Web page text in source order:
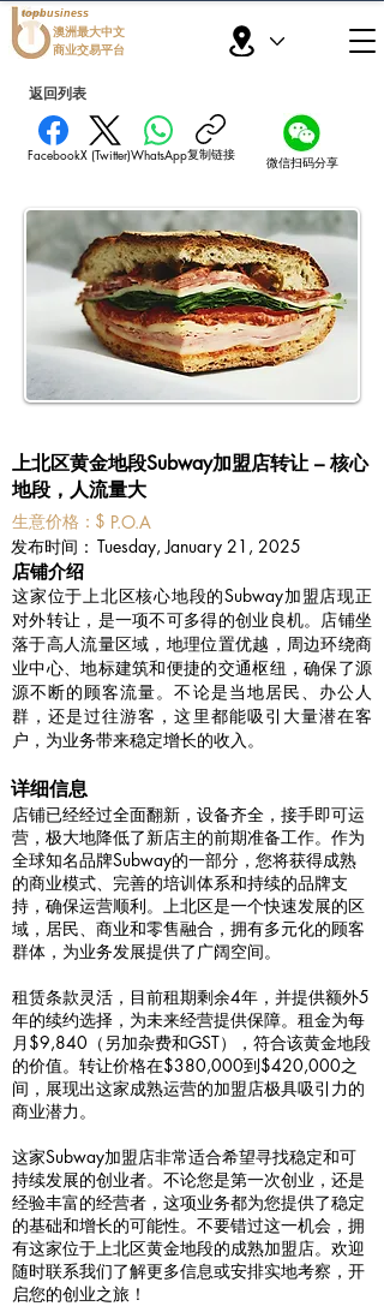
topbusiness
澳洲最大中文
商业交易平台
返回列表
微信扫码分享
FacebookX (Twitter)WhatsApp复制链接
上北区黄金地段Subway加盟店转让 – 核心
地段，人流量大
$
​生意价格：
P.O.A
​发布时间： Tuesday, January 21, 2025
​店铺介绍
这家位于上北区核心地段的Subway加盟店现正
对外转让，是一项不可多得的创业良机。店铺坐
落于高人流量区域，地理位置优越，周边环绕商
业中心、地标建筑和便捷的交通枢纽，确保了源
源不断的顾客流量。不论是当地居民、办公人
群，还是过往游客，这里都能吸引大量潜在客
户，为业务带来稳定增长的收入。
详细信息
店铺已经经过全面翻新，设备齐全，接手即可运
营，极大地降低了新店主的前期准备工作。作为
全球知名品牌Subway的一部分，您将获得成熟
的商业模式、完善的培训体系和持续的品牌支
持，确保运营顺利。上北区是一个快速发展的区
域，居民、商业和零售融合，拥有多元化的顾客
群体，为业务发展提供了广阔空间。
租赁条款灵活，目前租期剩余4年，并提供额外5
年的续约选择，为未来经营提供保障。租金为每
月$9,840（另加杂费和GST），符合该黄金地段
的价值。转让价格在$380,000到$420,000之
间，展现出这家成熟运营的加盟店极具吸引力的
商业潜力。
这家Subway加盟店非常适合希望寻找稳定和可
持续发展的创业者。不论您是第一次创业，还是
经验丰富的经营者，这项业务都为您提供了稳定
的基础和增长的可能性。不要错过这一机会，拥
有这家位于上北区黄金地段的成熟加盟店。欢迎
随时联系我们了解更多信息或安排实地考察，开
启您的创业之旅！